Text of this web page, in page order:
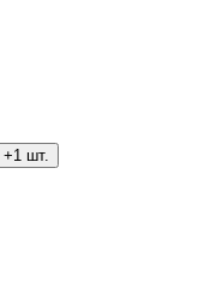
+1 шт.